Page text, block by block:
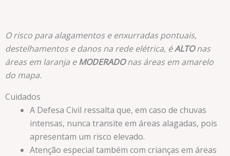
O risco para alagamentos e enxurradas pontuais,
destelhamentos e danos na rede elétrica, éALTOnas
áreas em laranja eMODERADOnas áreas em amarelo
do mapa.
Cuidados
A Defesa Civil ressalta que, em caso de chuvas
intensas, nunca transite em áreas alagadas, pois
apresentam um risco elevado.
Atenção especial também com crianças em áreas